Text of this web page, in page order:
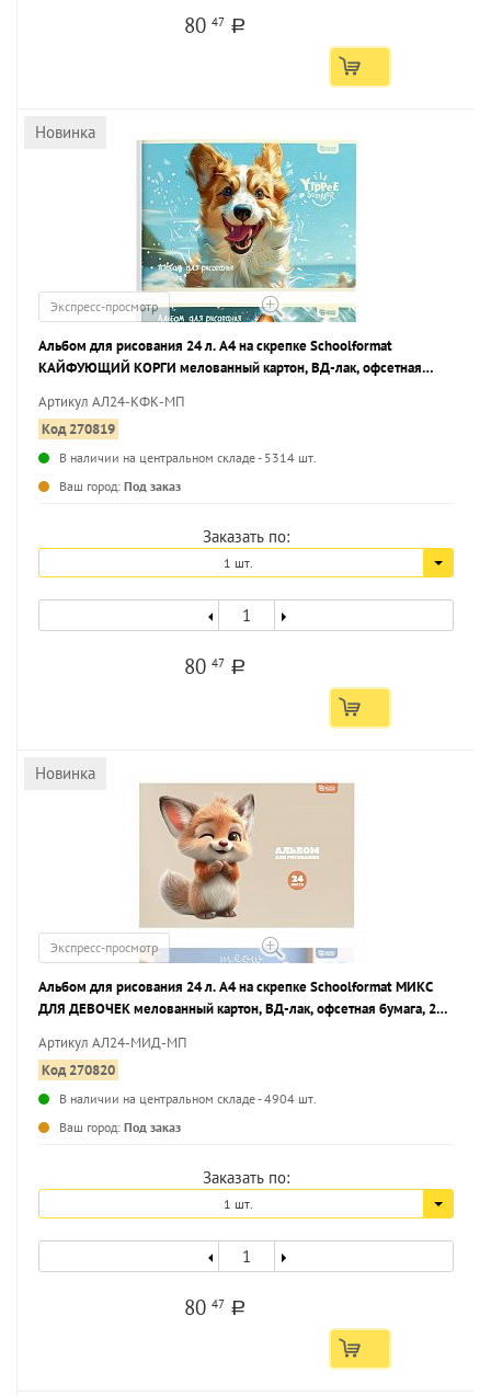
8047 a
Новинка
Экспресс-просмотр
Альбом для рисования 24 л. А4 на скрепке Schoolformat
КАЙФУЮЩИЙ КОРГИ мелованный картон, ВД-лак, офсетная
Артикул АЛ24-КФК-МП
Код 270819
В наличии на центральном складе - 5314 шт.
Ваш город: Под заказ
Заказать по:
1 шт.
8047 a
Новинка
Экспресс-просмотр
Альбом для рисования 24 л. А4 на скрепке Schoolformat МИКС
ДЛЯ ДЕВОЧЕК мелованный картон, ВД-лак, офсетная бумага, 2
Артикул АЛ24-МИД-МП
Код 270820
В наличии на центральном складе - 4904 шт.
Ваш город: Под заказ
Заказать по:
1 шт.
8047 a